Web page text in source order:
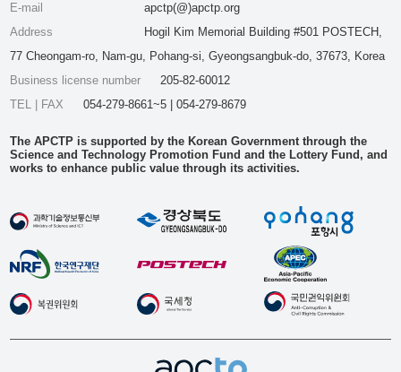
E-mail
apctp(@)apctp.org
Address
Hogil Kim Memorial Building #501 POSTECH,
77 Cheongam-ro, Nam-gu, Pohang-si, Gyeongsangbuk-do, 37673, Korea
Business license number
205-82-60012
TEL | FAX
054-279-8661~5 | 054-279-8679
The APCTP is supported by the Korean Government through the
Science and Technology Promotion Fund and the Lottery Fund, and
works to enhance public value through its activities.